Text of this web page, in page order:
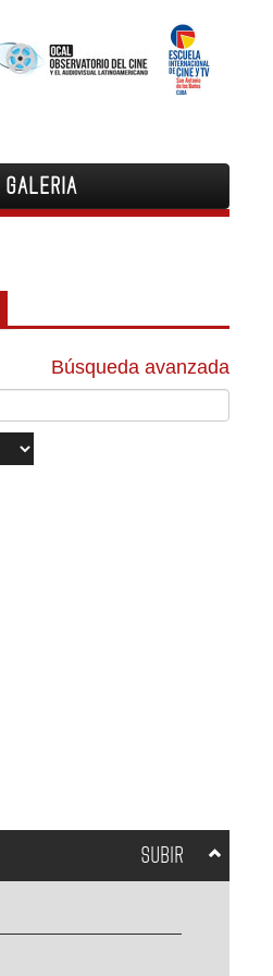
GALERIA
Búsqueda avanzada
SUBIR